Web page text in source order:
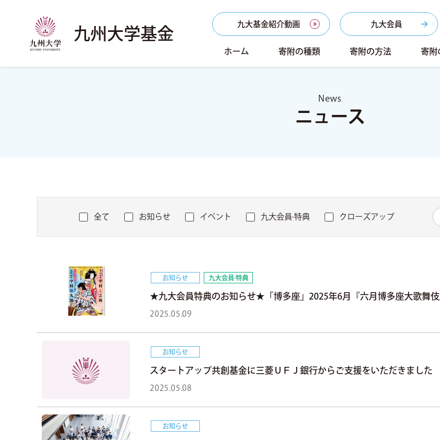
九州大学基金
九大基金紹介動画 九大会員
ホーム 寄附の種類 寄附の方法 寄附
News
ニュース
全て お知らせ イベント 九大会員·特典 クローズアップ
お知らせ 九大会員·特典
★九大会員特典のお知らせ★「博多座」2025年6月『六月博多座大歌舞
2025.05.09
お知らせ
スタートアップ共創基金に三菱ＵＦＪ銀行からご支援をいただきました
2025.05.08
お知らせ